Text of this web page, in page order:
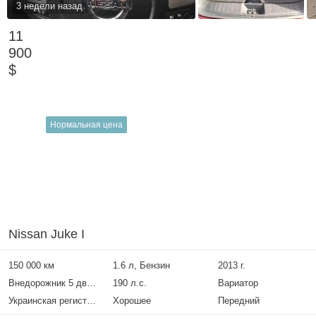
3 недели назад
11
900
$
Нормальная цена
Nissan Juke I
150 000 км 1.6 л, Бензин
2013 г.
Внедорожник 5 дверей
190 л.с.
Вариатор
Украинская регистрация
Хорошее Передний